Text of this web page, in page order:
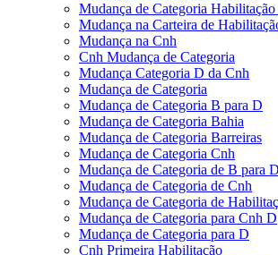
Mudança de Categoria
Mudança na Carteira de
Mudança na Cnh
Cnh Mudança de Categoria
Mudança Categoria D da Cnh
Mudança de Categoria
Mudança de Categoria B para D
Mudança de Categoria Bahia
Mudança de Categoria Barreiras
Mudança de Categoria Cnh
Mudança de Categoria de B para D
Mudança de Categoria de Cnh
Mudança de Categoria de
Mudança de Categoria para Cnh D
Mudança de Categoria para D
Cnh Primeira Habilitação